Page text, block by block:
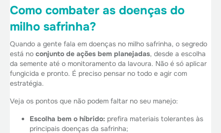
Como combater as doenças do
milho safrinha?
Quando a gente fala em doenças no milho safrinha, o segredo
está no conjunto de ações bem planejadas, desde a escolha
da semente até o monitoramento da lavoura. Não é só aplicar
fungicida e pronto. É preciso pensar no todo e agir com
estratégia.
Veja os pontos que não podem faltar no seu manejo:
Escolha bem o híbrido: prefira materiais tolerantes às
principais doenças da safrinha;